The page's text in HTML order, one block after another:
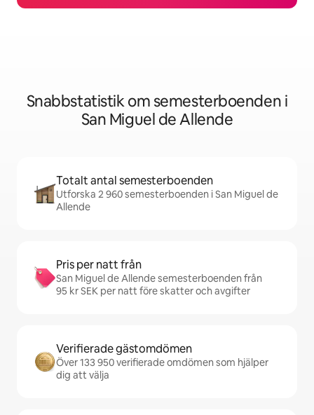
Snabbstatistik om semesterboenden i
San Miguel de Allende
Totalt antal semesterboenden
Utforska 2 960 semesterboenden i San Miguel de
Allende
Pris per natt från
San Miguel de Allende semesterboenden från
95 kr SEK per natt före skatter och avgifter
Verifierade gästomdömen
Över 133 950 verifierade omdömen som hjälper
dig att välja